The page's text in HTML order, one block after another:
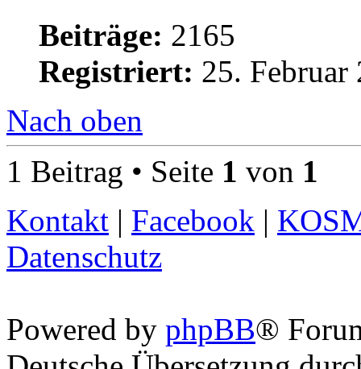
Beiträge: 2165
Registriert: 25. Februar
Nach oben
1 Beitrag • Seite 1 von 1
Kontakt | Facebook |
Datenschutz
Powered by phpBB®